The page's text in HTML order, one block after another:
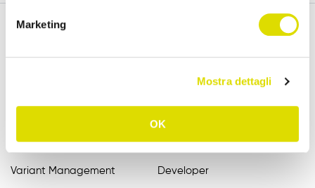
Marketing
Mostra dettagli
OK
B2B Order Sender
Variant Management
User Manuals
Videotutorial EN
Developer